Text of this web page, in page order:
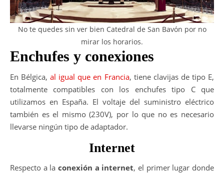
No te quedes sin ver bien Catedral de San Bavón por no
mirar los horarios.
Enchufes y conexiones
En Bélgica,al igual que en Francia, tiene clavijas de tipo E,
totalmente compatibles con los enchufes tipo C que
utilizamos en España. El voltaje del suministro eléctrico
también es el mismo (230V), por lo que no es necesario
llevarse ningún tipo de adaptador.
Internet
Respecto a la conexión a internet, el primer lugar donde